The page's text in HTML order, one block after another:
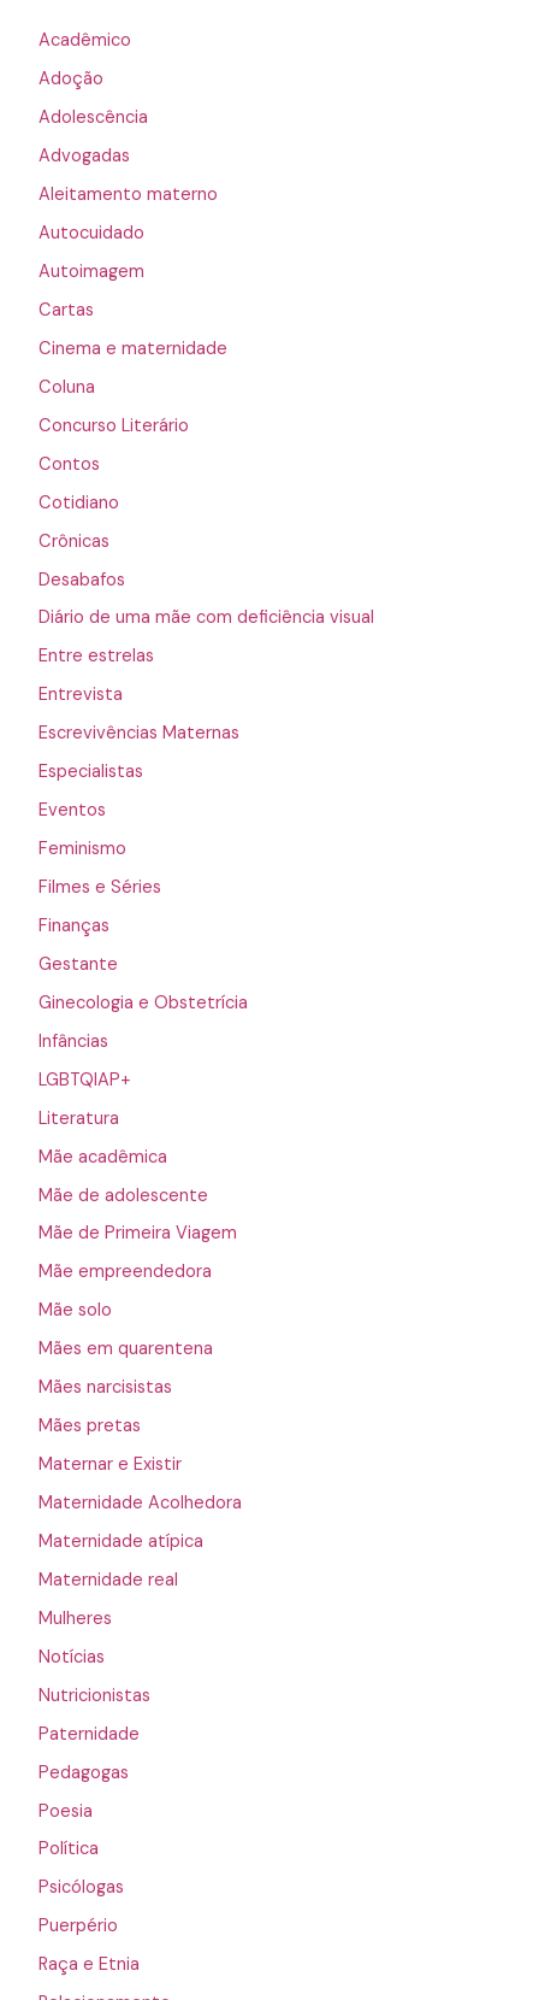
Acadêmico
Adoção
Adolescência
Advogadas
Aleitamento materno
Autocuidado
Autoimagem
Cartas
Cinema e maternidade
Coluna
Concurso Literário
Contos
Cotidiano
Crônicas
Desabafos
Diário de uma mãe com deficiência visual
Entre estrelas
Entrevista
Escrevivências Maternas
Especialistas
Eventos
Feminismo
Filmes e Séries
Finanças
Gestante
Ginecologia e Obstetrícia
Infâncias
LGBTQIAP+
Literatura
Mãe acadêmica
Mãe de adolescente
Mãe de Primeira Viagem
Mãe empreendedora
Mãe solo
Mães em quarentena
Mães narcisistas
Mães pretas
Maternar e Existir
Maternidade Acolhedora
Maternidade atípica
Maternidade real
Mulheres
Notícias
Nutricionistas
Paternidade
Pedagogas
Poesia
Política
Psicólogas
Puerpério
Raça e Etnia